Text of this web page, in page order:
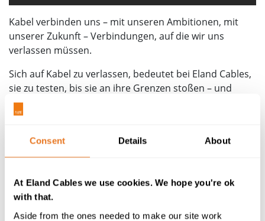
Consent Details About
At Eland Cables we use cookies. We hope you're ok
with that.
Aside from the ones needed to make our site work
Kabel verbinden uns – mit unseren Ambitionen, mit
unserer Zukunft – Verbindungen, auf die wir uns
verlassen müssen.
Sich auf Kabel zu verlassen, bedeutet bei Eland Cables,
sie zu testen, bis sie an ihre Grenzen stoßen – und
darüber hinaus. Wir gehen über die Grenzen hinaus,
um die höchsten Standards zu setzen.
Jahrzehntelange Erfahrung in den verschiedensten
Branchen bedeutet, unsere Experten können für jede
richtigen Zeit am richtigen Ort: Bei der lokalen
Zustellung können Sie sich auf uns verlassen – wo
immer Sie sind.